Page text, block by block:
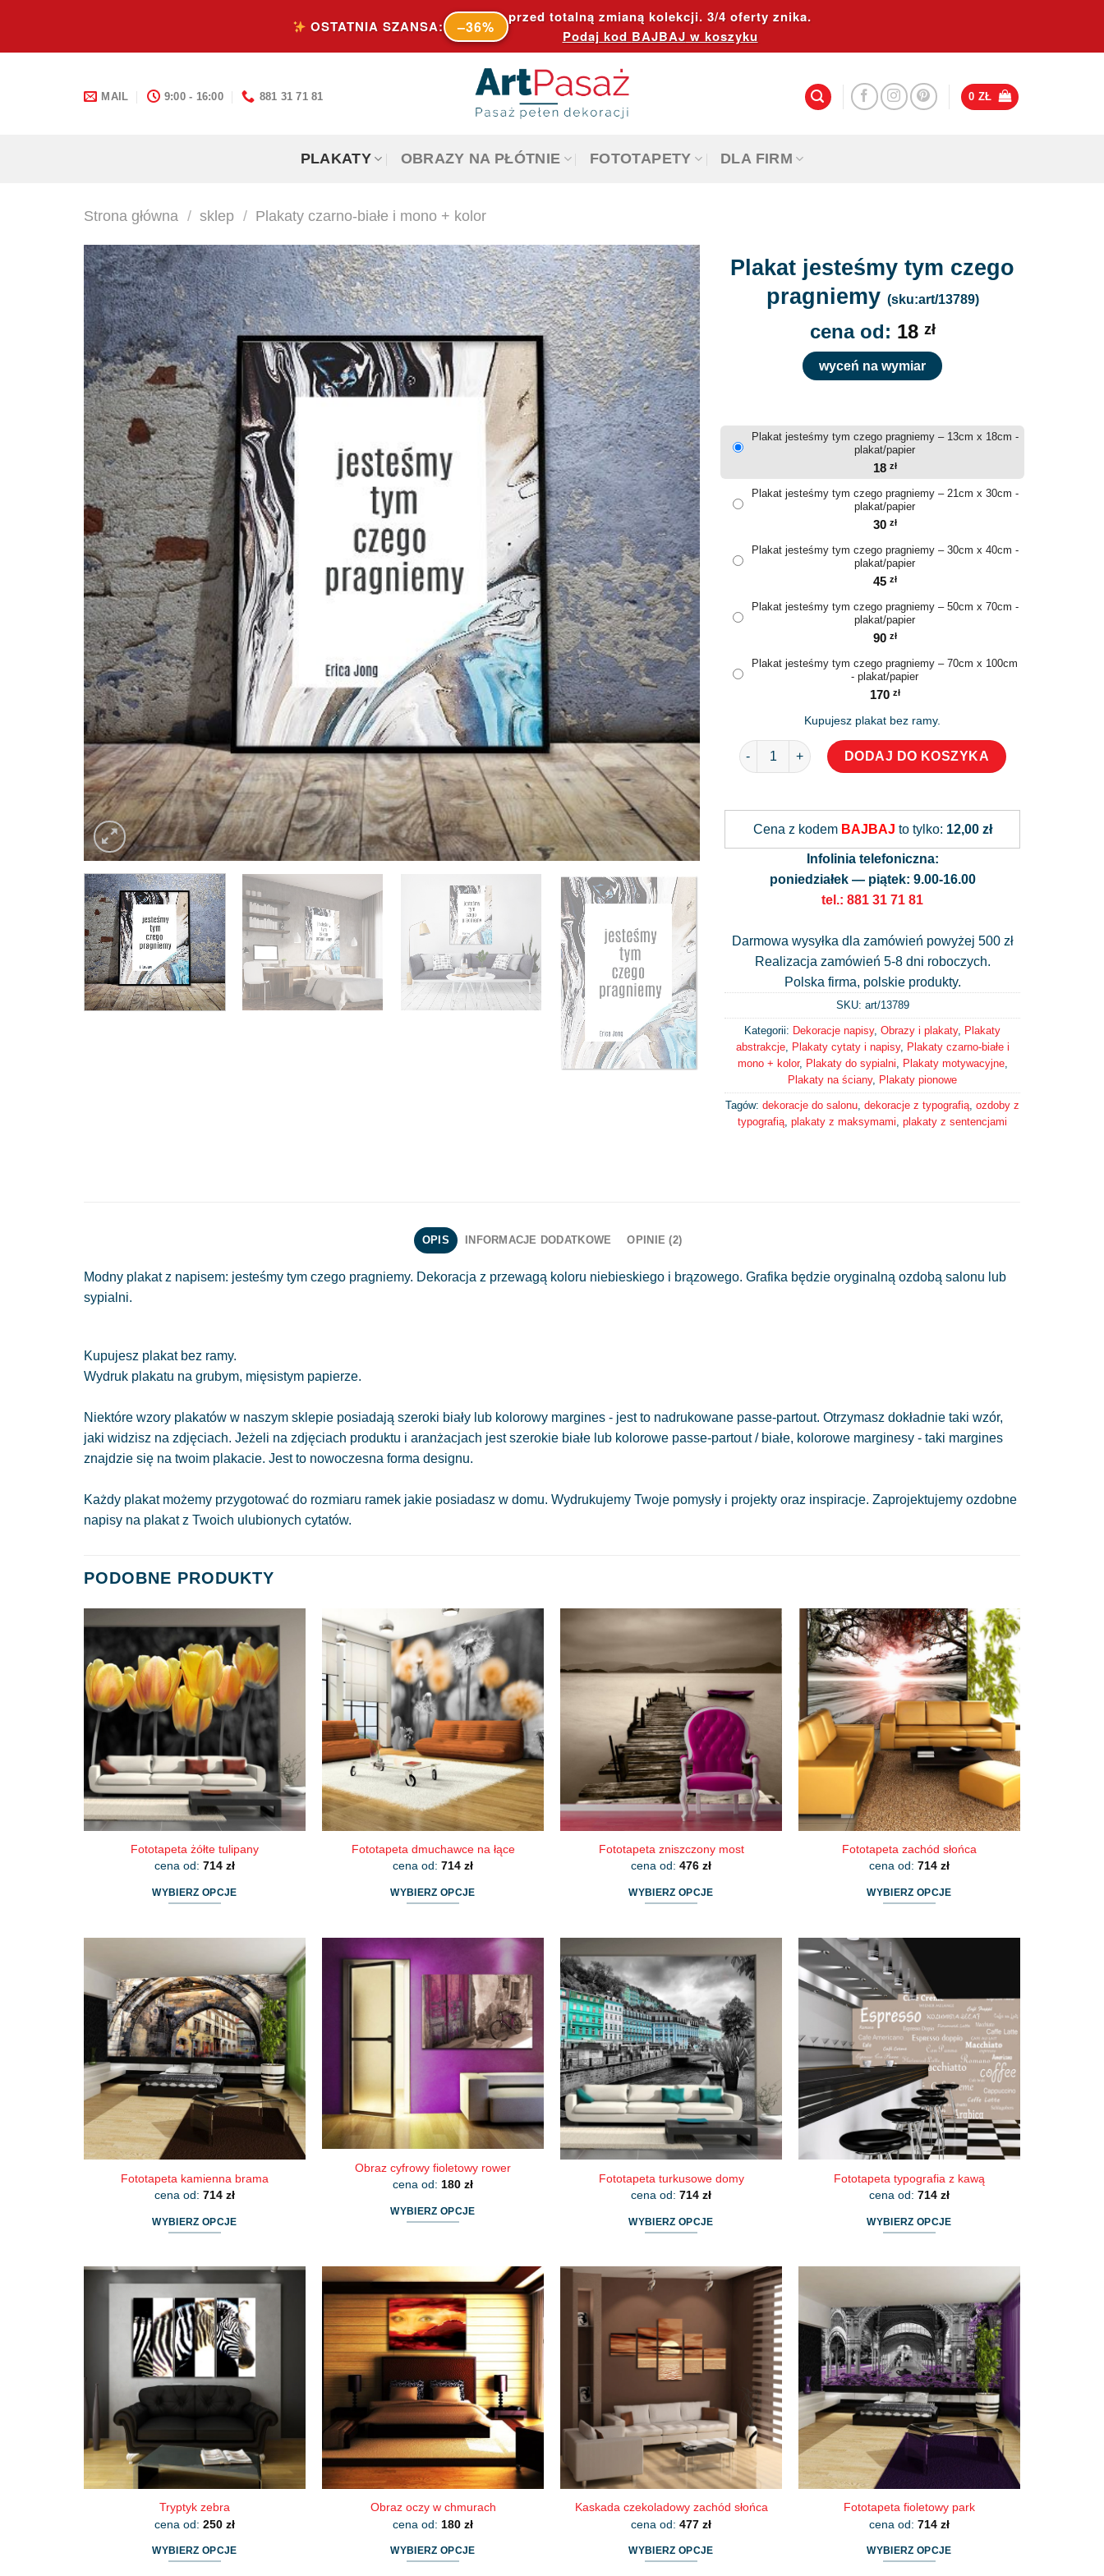
content
OSTATNIA SZANSA: –36%
przed totalną zmianą kolekcji. 3/4 oferty znika.
Podaj kod BAJBAJ w koszyku
MAIL 9:00 - 16:00 881 31 71 81 0 ZŁ
PLAKATY OBRAZY NA PŁÓTNIE FOTOTAPETY DLA FIRM
Strona główna / sklep / Plakaty czarno-białe i mono + kolor
Plakat jesteśmy tym czego
pragniemy (sku:art/13789)
cena od: 18 zł
wyceń na wymiar
Plakat jesteśmy tym czego pragniemy – 13cm x 18cm -
plakat/papier
18 zł
Plakat jesteśmy tym czego pragniemy – 21cm x 30cm -
plakat/papier
30 zł
Plakat jesteśmy tym czego pragniemy – 30cm x 40cm -
plakat/papier
45 zł
Plakat jesteśmy tym czego pragniemy – 50cm x 70cm -
plakat/papier
90 zł
Plakat jesteśmy tym czego pragniemy – 70cm x 100cm
- plakat/papier
170 zł
Kupujesz plakat bez ramy.
ilość Plakat jesteśmy tym czego pragniemy
DODAJ DO KOSZYKA
Cena z kodem BAJBAJ to tylko: 12,00 zł
Infolinia telefoniczna:
poniedziałek — piątek: 9.00-16.00
tel.: 881 31 71 81
Darmowa wysyłka dla zamówień powyżej 500 zł
Realizacja zamówień 5-8 dni roboczych.
Polska firma, polskie produkty.
SKU: art/13789
Kategorii: Dekoracje napisy, Obrazy i plakaty, Plakaty
abstrakcje, Plakaty cytaty i napisy, Plakaty czarno-białe i
mono + kolor, Plakaty do sypialni Plakaty motywacyjne,
Plakaty na ściany, Plakaty pionowe
Tagów: dekoracje do salonu dekoracje z typografią ozdoby z
typografią plakaty z maksymami plakaty z sentencjami
OPIS INFORMACJE DODATKOWE OPINIE (2)
Modny plakat z napisem: jesteśmy tym czego pragniemy. Dekoracja z przewagą koloru niebieskiego i brązowego. Grafika będzie oryginalną ozdobą salonu lub
sypialni.
Kupujesz plakat bez ramy.
Wydruk plakatu na grubym, mięsistym papierze.
Niektóre wzory plakatów w naszym sklepie posiadają szeroki biały lub kolorowy margines - jest to nadrukowane passe-partout. Otrzymasz dokładnie taki wzór,
jaki widzisz na zdjęciach. Jeżeli na zdjęciach produktu i aranżacjach jest szerokie białe lub kolorowe passe-partout / białe, kolorowe marginesy - taki margines
znajdzie się na twoim plakacie. Jest to nowoczesna forma designu.
Każdy plakat możemy przygotować do rozmiaru ramek jakie posiadasz w domu. Wydrukujemy Twoje pomysły i projekty oraz inspiracje. Zaprojektujemy ozdobne
napisy na plakat z Twoich ulubionych cytatów.
PODOBNE PRODUKTY
Fototapeta żółte tulipany
cena od: 714 zł
WYBIERZ OPCJE
wiele
wariantów.
Opcje
można
wybrać
na
stronie
produktu
Fototapeta dmuchawce na łące
cena od: 714 zł
WYBIERZ OPCJE
wariantów.
Opcje
można
wybrać
Fototapeta zniszczony most
cena od: 476 zł
WYBIERZ OPCJE
wiele
wariantów.
Opcje
można
wybrać
na
stronie
produktu
Fototapeta zachód słońca
cena od: 714 zł
WYBIERZ OPCJE
ma
wiele
wariantów.
Opcje
można
wybrać
na
stronie
produktu
Fototapeta kamienna brama
cena od: 714 zł
WYBIERZ OPCJE
ma
wiele
wariantów.
Opcje
można
wybrać
stronie
Obraz cyfrowy fioletowy rower
cena od: 180 zł
WYBIERZ OPCJE
ma
wariantów.
Opcje
można
wybrać
na
stronie
produktu
Fototapeta turkusowe domy
cena od: 714 zł
WYBIERZ OPCJE
ma
wiele
wariantów.
Opcje
można
wybrać
stronie
produktu
Fototapeta typografia z kawą
cena od: 714 zł
WYBIERZ OPCJE
wiele
wariantów.
Opcje
można
wybrać
na
stronie
produktu
Tryptyk zebra
cena od: 250 zł
WYBIERZ OPCJE
Obraz oczy w chmurach
cena od: 180 zł
WYBIERZ OPCJE
Kaskada czekoladowy zachód słońca
cena od: 477 zł
WYBIERZ OPCJE
Fototapeta fioletowy park
cena od: 714 zł
WYBIERZ OPCJE